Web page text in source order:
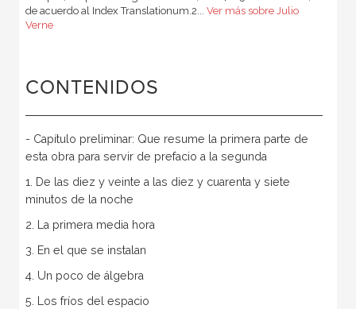
de acuerdo al Index Translationum.2... Ver más sobre Julio
Verne
CONTENIDOS
- Capítulo preliminar: Que resume la primera parte de
esta obra para servir de prefacio a la segunda
1. De las diez y veinte a las diez y cuarenta y siete
minutos de la noche
2. La primera media hora
3. En el que se instalan
4. Un poco de álgebra
5. Los fríos del espacio